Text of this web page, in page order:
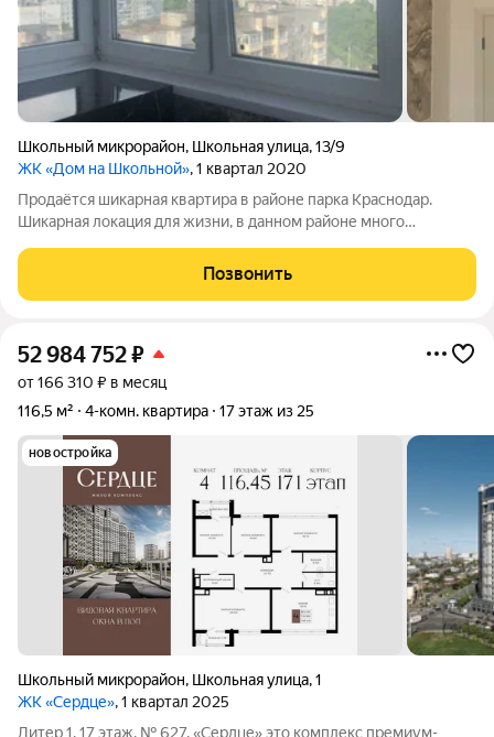
Школьный микрорайон, Школьная улица,13/9
ЖК «Дом на Школьной», 1 квартал 2020
Продаётся шикарная квартира в районе парка Краснодар.
Шикарная локация для жизни, в данном районе много
купить под сдачу в аренду вид прям на парк Галицкого и на
Стадион. Очень дорогой и
Позвонить
52 984 752₽
от 166 310 ₽ в месяц
116,5 м²
4-комн. квартира 17 этаж из 25
новостройка
Школьный микрорайон, Школьная улица,1
ЖК «Сердце», 1 квартал 2025
Литер 1, 17 этаж, № 627. «Сердце» это комплекс премиум-